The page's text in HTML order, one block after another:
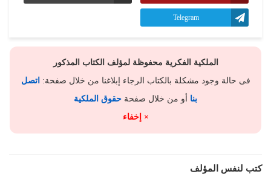
Telegram
الملكية الفكرية محفوظة لمؤلف الكتاب المذكور
فى حالة وجود مشكلة بالكتاب الرجاء إبلاغنا من خلال صفحة: اتصل
بنا أو من خلال صفحة حقوق الملكية
× إخفاء
كتب لنفس المؤلف